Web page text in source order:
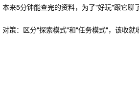
本来5分钟能查完的资料，为了"好玩"跟它聊
对策：区分"探索模式"和"任务模式"，该收就